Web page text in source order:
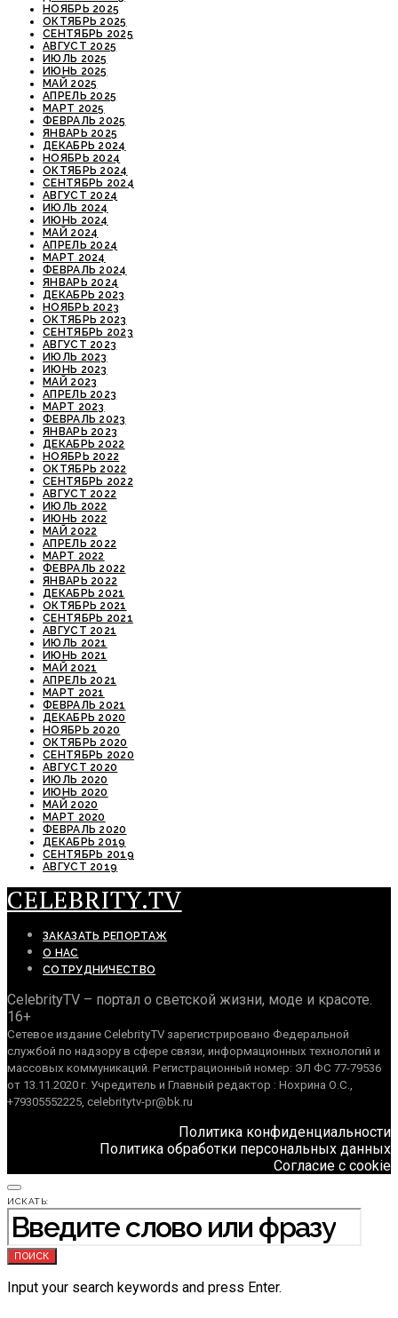
НОЯБРЬ 2025
ОКТЯБРЬ 2025
СЕНТЯБРЬ 2025
АВГУСТ 2025
ИЮЛЬ 2025
ИЮНЬ 2025
МАЙ 2025
АПРЕЛЬ 2025
МАРТ 2025
ФЕВРАЛЬ 2025
ЯНВАРЬ 2025
ДЕКАБРЬ 2024
НОЯБРЬ 2024
ОКТЯБРЬ 2024
СЕНТЯБРЬ 2024
АВГУСТ 2024
ИЮЛЬ 2024
ИЮНЬ 2024
МАЙ 2024
АПРЕЛЬ 2024
МАРТ 2024
ФЕВРАЛЬ 2024
ЯНВАРЬ 2024
ДЕКАБРЬ 2023
НОЯБРЬ 2023
ОКТЯБРЬ 2023
СЕНТЯБРЬ 2023
АВГУСТ 2023
ИЮЛЬ 2023
ИЮНЬ 2023
МАЙ 2023
АПРЕЛЬ 2023
МАРТ 2023
ФЕВРАЛЬ 2023
ЯНВАРЬ 2023
ДЕКАБРЬ 2022
НОЯБРЬ 2022
ОКТЯБРЬ 2022
СЕНТЯБРЬ 2022
АВГУСТ 2022
ИЮЛЬ 2022
ИЮНЬ 2022
МАЙ 2022
АПРЕЛЬ 2022
МАРТ 2022
ФЕВРАЛЬ 2022
ЯНВАРЬ 2022
ДЕКАБРЬ 2021
ОКТЯБРЬ 2021
СЕНТЯБРЬ 2021
АВГУСТ 2021
ИЮЛЬ 2021
ИЮНЬ 2021
МАЙ 2021
АПРЕЛЬ 2021
МАРТ 2021
ФЕВРАЛЬ 2021
ДЕКАБРЬ 2020
НОЯБРЬ 2020
ОКТЯБРЬ 2020
СЕНТЯБРЬ 2020
АВГУСТ 2020
ИЮЛЬ 2020
ИЮНЬ 2020
МАЙ 2020
МАРТ 2020
ФЕВРАЛЬ 2020
ДЕКАБРЬ 2019
СЕНТЯБРЬ 2019
АВГУСТ 2019
CELEBRITY.TV
ЗАКАЗАТЬ РЕПОРТАЖ
О НАС
СОТРУДНИЧЕСТВО
CelebrityTV – портал о светской жизни, моде и красоте.
16+
Сетевое издание CelebrityTV зарегистрировано Федеральной
службой по надзору в сфере связи, информационных технологий и
массовых коммуникаций. Регистрационный номер: ЭЛ ФС 77-79536
от 13.11.2020 г. Учредитель и Главный редактор : Нохрина О.С.,
+79305552225, celebritytv-pr@bk.ru
Политика конфиденциальности
Политика обработки персональных данных
Согласие с cookie
ИСКАТЬ:
ПОИСК
Input your search keywords and press Enter.